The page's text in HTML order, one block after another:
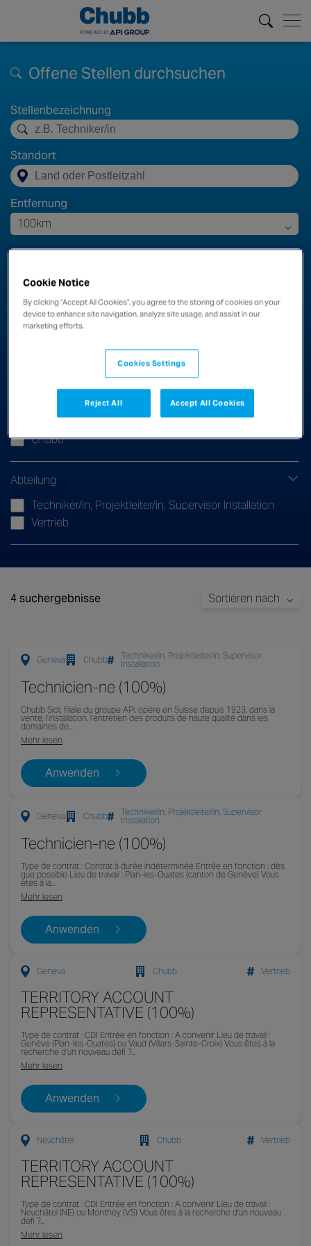
Offene Stellen durchsuchen
Stellenbezeichnung
Standort
Entfernung
100km
Erweiterte Filter
Unternehmen
Chubb
Abteilung
Techniker/in, Projektleiter/in, Supervisor Installation
Vertrieb
4 suchergebnisse Sortieren nach
Technicien-ne (100%)
Geneva Chubb
Techniker/in, Projektleiter/in, Supervisor
Installation
Chubb Sicli, filiale du groupe APi, opère en Suisse depuis 1923, dans la
vente, l’installation, l’entretien des produits de haute qualité dans les
domaines de...
Mehr lesen
Anwenden
Technicien-ne (100%)
Geneva Chubb
Techniker/in, Projektleiter/in, Supervisor
Installation
Type de contrat : Contrat à durée indéterminée Entrée en fonction : dès
que possible Lieu de travail : Plan-les-Ouates (canton de Genève) Vous
êtes à la...
Mehr lesen
Anwenden
TERRITORY ACCOUNT
REPRESENTATIVE (100%)
Geneva Chubb Vertrieb
Type de contrat : CDI Entrée en fonction : A convenir Lieu de travail :
Genève (Plan-les-Ouates) ou Vaud (Villars-Sainte-Croix) Vous êtes à la
recherche d’un nouveau défi ?...
Mehr lesen
Anwenden
TERRITORY ACCOUNT
REPRESENTATIVE (100%)
Neuchâtel Chubb Vertrieb
Type de contrat : CDI Entrée en fonction : A convenir Lieu de travail :
Neuchâtel (NE) ou Monthey (VS) Vous êtes à la recherche d’un nouveau
défi ?...
Mehr lesen
Cookie Notice
By clicking “Accept All Cookies”, you agree to the storing of cookies on your
device to enhance site navigation, analyze site usage, and assist in our
marketing efforts.
Cookies Settings
Reject All Accept All Cookies